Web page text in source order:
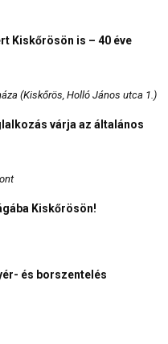
Kiskőrösön is – 40 éve
(Kiskőrös, Holló János utca 1.)
várja az általános
Kiskőrösön!
és borszentelés